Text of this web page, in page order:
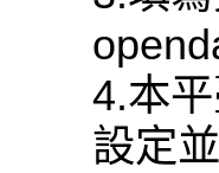
4.本
設定